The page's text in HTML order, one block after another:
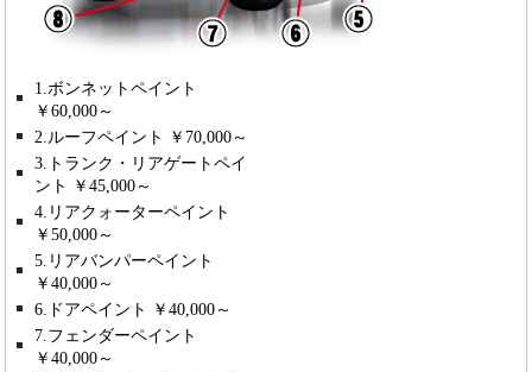
1.ボンネットペイント
￥60,000～
2.ルーフペイント ￥70,000～
3.トランク・リアゲートペイ
ント ￥45,000～
4.リアクォーターペイント
￥50,000～
5.リアバンパーペイント
￥40,000～
6.ドアペイント ￥40,000～
7.フェンダーペイント
￥40,000～